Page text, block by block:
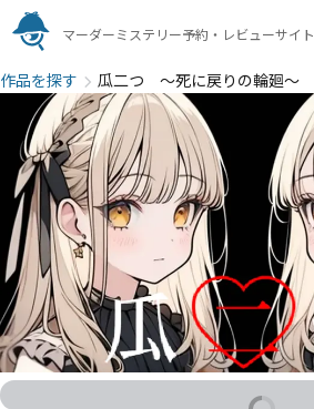
マーダーミステリー予約・レビューサイト
作品を探す 瓜二つ ～死に戻りの輪廻～